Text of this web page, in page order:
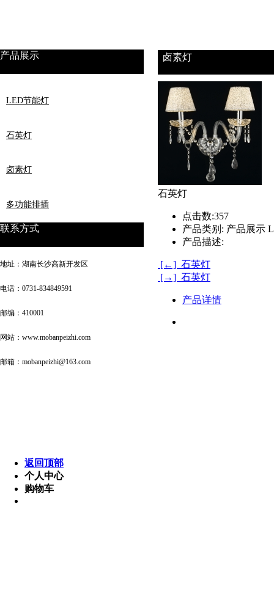
联系方式
LED节能灯
石英灯
卤素灯
多功能排插
产品展示
地址：湖南长沙高新开发区
电话：0731-834849591
邮编：410001
网站：www.mobanpeizhi.com
邮箱：mobanpeizhi@163.com
卤素灯
石英灯
点击数:357
产品类别: 产品展示
产品描述:
[←] 石英灯
[→] 石英灯
产品详情
返回顶部
个人中心
购物车